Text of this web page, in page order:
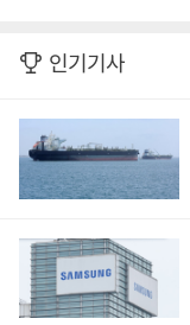
인기기사